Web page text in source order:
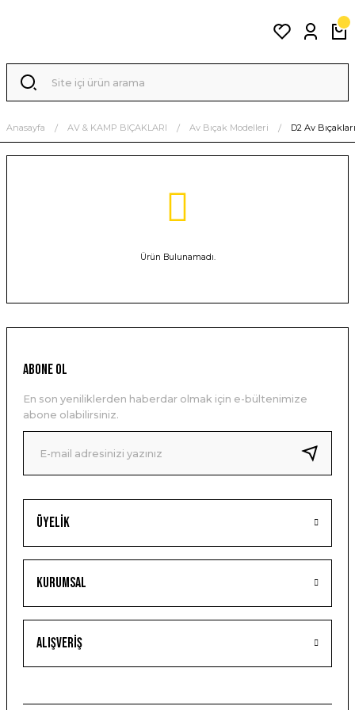
Anasayfa AV & KAMP BIÇAKLARI Av Bıçak Modelleri D2 Av Bıçakları
Ürün Bulunamadı.
Üyelik
Kurumsal
Alışveriş
ABONE OL
En son yeniliklerden haberdar olmak için e-bültenimize
abone olabilirsiniz.